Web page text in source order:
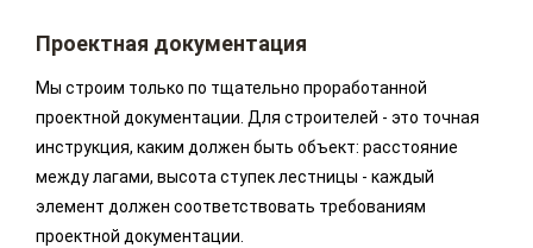
Проектная документация
Мы строим только по тщательно проработанной
проектной документации. Для строителей - это точная
инструкция, каким должен быть объект: расстояние
между лагами, высота ступек лестницы - каждый
элемент должен соответствовать требованиям
проектной документации.